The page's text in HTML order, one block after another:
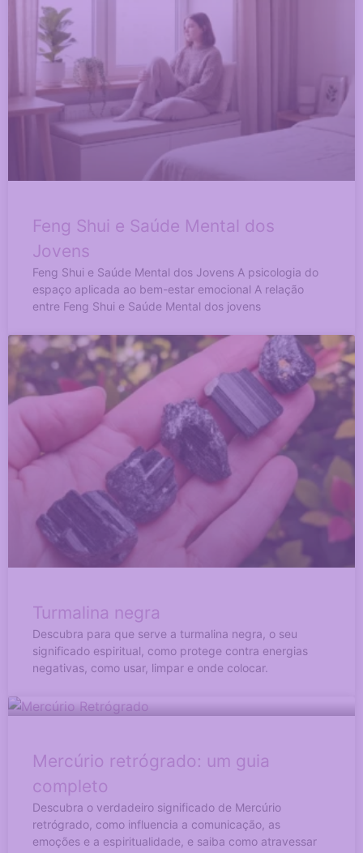
Feng Shui e Saúde Mental dos
Jovens
Feng Shui e Saúde Mental dos Jovens A psicologia do
espaço aplicada ao bem-estar emocional A relação
entre Feng Shui e Saúde Mental dos jovens
Turmalina negra
Descubra para que serve a turmalina negra, o seu
significado espiritual, como protege contra energias
negativas, como usar, limpar e onde colocar.
Mercúrio retrógrado: um guia
completo
Descubra o verdadeiro significado de Mercúrio
retrógrado, como influencia a comunicação, as
emoções e a espiritualidade, e saiba como atravessar